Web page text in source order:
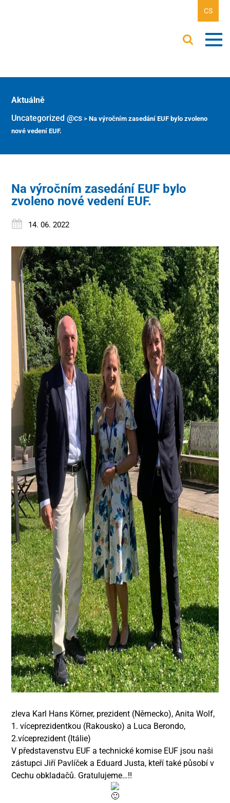
CS
Aktuálně
Uncategorized @cs >Na výročním zasedání EUF bylo zvoleno
nové vedení EUF.
Na výročním zasedání EUF bylo
zvoleno nové vedení EUF.
14. 06. 2022
zleva Karl Hans Körner, prezident (Německo), Anita Wolf,
1. víceprezidentkou (Rakousko) a Luca Berondo,
2.víceprezident (Itálie)
V představenstvu EUF a technické komise EUF jsou naši
zástupci Jiří Pavlíček a Eduard Justa, kteří také působí v
Cechu obkladačů. Gratulujeme…!!